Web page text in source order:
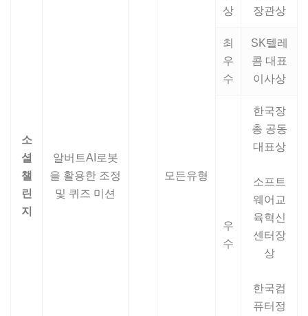
소
셜
챌
린
지
알버트AI로봇
을 활용한 조정
및 퀴즈 미션
모든유형
상
장관상
최
우
수
SK텔레
콤 대표
이사상
우
수
한국장
총 공동
대표상
소프트
웨어교
육혁신
센터장
상
한국컴
퓨터정